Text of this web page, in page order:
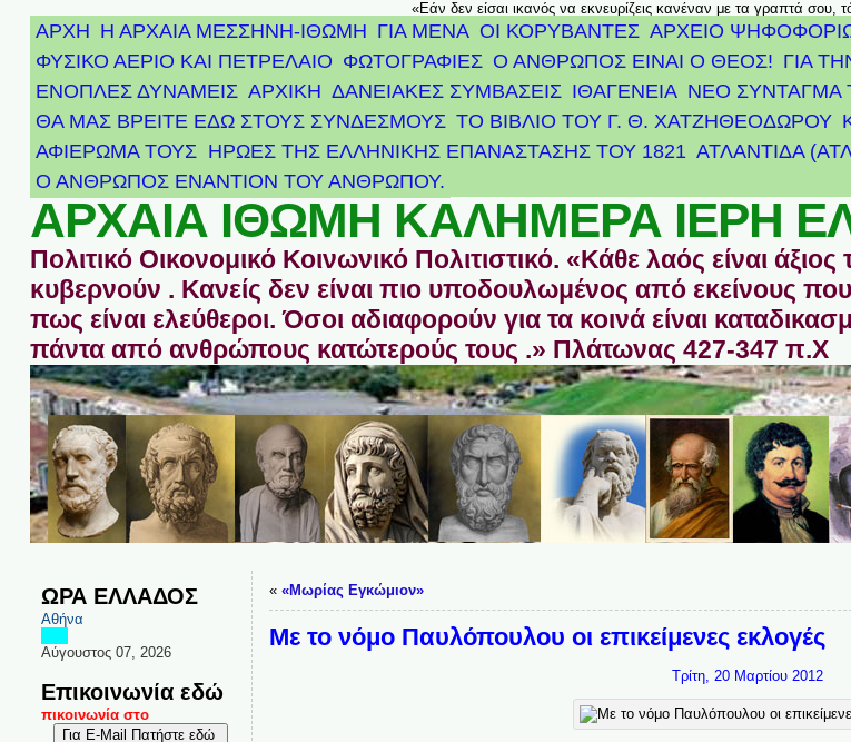
«Εάν δεν είσαι ικανός να εκνευρίζεις κανέναν με τα γραπτά σου,
ΑΡΧΗ Η ΑΡΧΑΙΑ ΜΕΣΣΗΝΗ-ΙΘΩΜΗ ΓΙΑ ΜΕΝΑ ΟΙ ΚΟΡΥΒΑΝΤΕΣ ΑΡΧΕΊΟ
ΦΥΣΙΚΟ ΑΕΡΙΟ ΚΑΙ ΠΕΤΡΕΛΑΙΟ ΦΩΤΟΓΡΑΦΙΕΣ Ο ΑΝΘΡΩΠΟΣ ΕΙΝΑΙ Ο ΘΕΟΣ! ΓΙΑ
ΕΝΟΠΛΕΣ ΔΥΝΑΜΕΙΣ ΑΡΧΙΚΉ ΔΑΝΕΙΑΚΕΣ ΣΥΜΒΑΣΕΙΣ ΙΘΑΓΕΝΕΙΑ ΝΕΟ ΣΥΝΤΑΓΜΑ
ΘΑ ΜΑΣ ΒΡΕΙΤΕ ΕΔΩ ΣΤΟΥΣ ΣΥΝΔΕΣΜΟΥΣ ΤΟ ΒΙΒΛΙΟ ΤΟΥ Γ. Θ. ΧΑΤΖΗΘΕΟΔΩΡΟΥ
ΑΦΙΈΡΩΜΑ ΤΟΥΣ ΉΡΩΕΣ ΤΗΣ ΕΛΛΗΝΙΚΉΣ ΕΠΑΝΆΣΤΑΣΗΣ ΤΟΥ 1821 ΑΤΛΑΝΤΊΔΑ
Ο ΑΝΘΡΩΠΟΣ ΕΝΑΝΤΙΟΝ ΤΟΥ ΑΝΘΡΩΠΟΥ.
ΑΡΧΑΙΑ ΙΘΩΜΗ ΚΑΛΗΜΕΡΑ ΙΕΡΗ
Πολιτικό Οικονομικό Κοινωνικό Πολιτιστικό. «Κάθε λαός είναι
κυβερνούν . Κανείς δεν είναι πιο υποδουλωμένος από εκείνους
πως είναι ελεύθεροι. Όσοι αδιαφορούν για τα κοινά είναι
πάντα από ανθρώπους κατώτερούς τους .» Πλάτωνας 427-347 π.Χ
ΩΡΑ ΕΛΛΑΔΟΣ
Αθήνα
Αύγουστος 07, 2026
Επικοινωνία εδώ
επικοινωνία στο
« «Μωρίας Εγκώμιον»
Με το νόμο Παυλόπουλου οι επικείμενες εκλογές
Τρίτη, 20 Μαρτίου 2012